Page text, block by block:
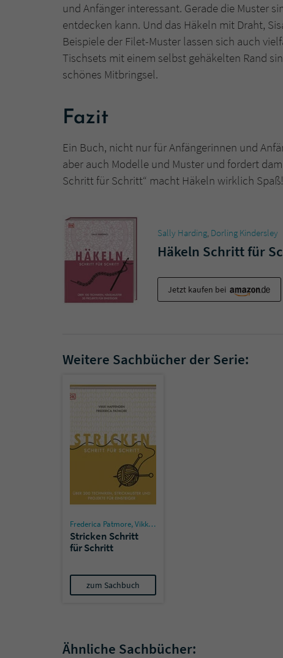
und Anfänger interessant. Gerade die Muster
entdecken kann. Und das Häkeln mit Draht,
Beispiele der Filet-Muster lassen sich auch
Tischsets mit einem selbst gehäkelten Rand
schönes Mitbringsel.
Fazit
Ein Buch, nicht nur für Anfängerinnen und
aber auch Modelle und Muster und fordert
Schritt für Schritt“ macht Häkeln wirklich Spaß!
Sally Harding, Dorling Kindersley
Häkeln Schritt für
Jetzt kaufen bei
Weitere Sachbücher der Serie:
Frederica Patmore,Vikki Haffenden
Stricken Schritt
für Schritt
zum Sachbuch
Ähnliche Sachbücher: